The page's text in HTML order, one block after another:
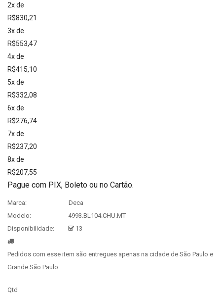
2x de
R$830,21
3x de
R$553,47
4x de
R$415,10
5x de
R$332,08
6x de
R$276,74
7x de
R$237,20
8x de
R$207,55
Pague com PIX, Boleto ou no Cartão.
Marca:
Deca
Modelo:
4993.BL104.CHU.MT
Disponibilidade:
13
Pedidos com esse item são entregues apenas na cidade de São Paulo e
Grande São Paulo.
Qtd